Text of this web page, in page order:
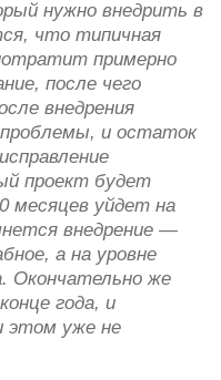
будет
уйдет на
внедрение —
а на уровне
же
года, и
уже не
вице-
Кентукк"
Лайкер